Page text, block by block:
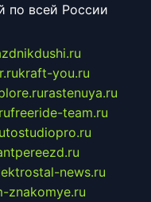
по всей России
kraft-you.ru
rastenuya.ru
freeride-team.ru
news.ru
znakomye.ru